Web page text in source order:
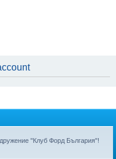
"Клуб Форд България"!